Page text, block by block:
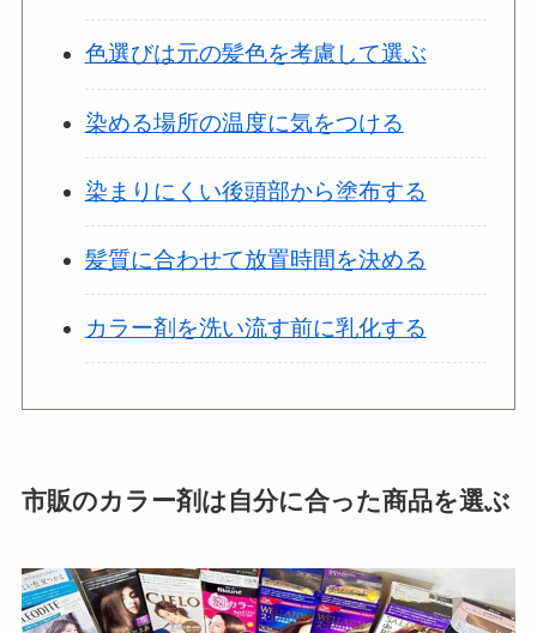
色選びは元の髪色を考慮して選ぶ
染める場所の温度に気をつける
染まりにくい後頭部から塗布する
髪質に合わせて放置時間を決める
カラー剤を洗い流す前に乳化する
市販のカラー剤は自分に合った商品を選ぶ